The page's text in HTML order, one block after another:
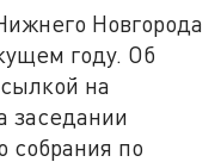
Новгорода
году. Об
на
заседании
собрания по